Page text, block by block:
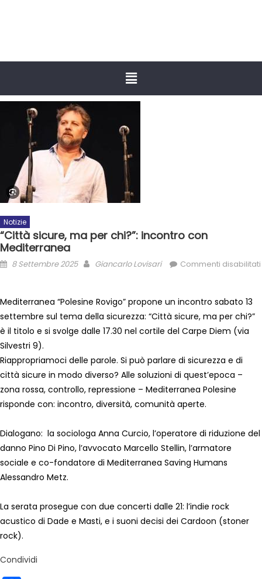
Notizie
“Città sicure, ma per chi?”: incontro con
Mediterranea
8 Settembre 2025 Giancarlo Lovisari Commenti disabilitati
Mediterranea “Polesine Rovigo” propone un incontro sabato 13
settembre sul tema della sicurezza: “Città sicure, ma per chi?”
è il titolo e si svolge dalle 17.30 nel cortile del Carpe Diem (via
Silvestri 9).
Riappropriamoci delle parole. Si può parlare di sicurezza e di
città sicure in modo diverso? Alle soluzioni di quest’epoca –
zona rossa, controllo, repressione – Mediterranea Polesine
risponde con: incontro, diversità, comunità aperte.
Dialogano: la sociologa Anna Curcio, l’operatore di riduzione del
danno Pino Di Pino, l’avvocato Marcello Stellin, l’armatore
sociale e co-fondatore di Mediterranea Saving Humans
Alessandro Metz.
La serata prosegue con due concerti dalle 21: l’indie rock
acustico di Dade e Masti, e i suoni decisi dei Cardoon (stoner
rock).
Condividi